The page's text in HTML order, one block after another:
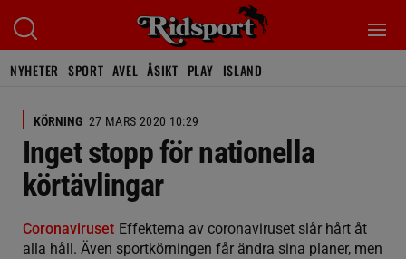
NYHETER SPORT AVEL ÅSIKT PLAY ISLAND
KÖRNING 27 MARS 2020 10:29
Inget stopp för nationella
körtävlingar
Coronaviruset Effekterna av coronaviruset slår hårt åt
alla håll. Även sportkörningen får ändra sina planer, men